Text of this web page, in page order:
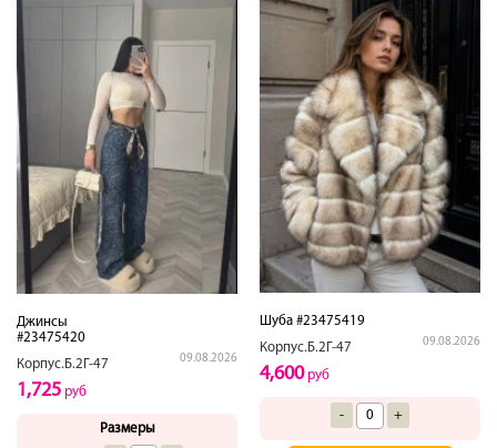
Джинсы
#23475420
Корпус.Б.2Г-47
09.08.2026
1,725 руб
Размеры
Шуба #23475419
Корпус.Б.2Г-47
09.08.2026
4,600руб
- +